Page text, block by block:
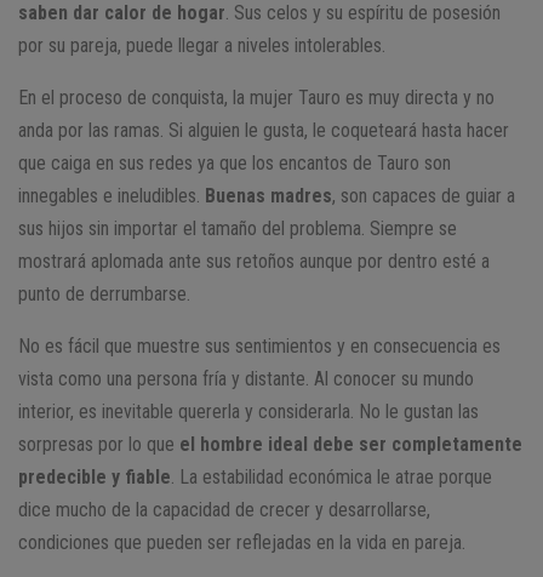
saben dar calor de hogar. Sus celos y su espíritu de posesión
por su pareja, puede llegar a niveles intolerables.
En el proceso de conquista, la mujer Tauro es muy directa y no
anda por las ramas. Si alguien le gusta, le coqueteará hasta hacer
que caiga en sus redes ya que los encantos de Tauro son
innegables e ineludibles. Buenas madres, son capaces de guiar a
sus hijos sin importar el tamaño del problema. Siempre se
mostrará aplomada ante sus retoños aunque por dentro esté a
punto de derrumbarse.
No es fácil que muestre sus sentimientos y en consecuencia es
vista como una persona fría y distante. Al conocer su mundo
interior, es inevitable quererla y considerarla. No le gustan las
sorpresas por lo que el hombre ideal debe ser completamente
predecible y fiable. La estabilidad económica le atrae porque
dice mucho de la capacidad de crecer y desarrollarse,
condiciones que pueden ser reflejadas en la vida en pareja.